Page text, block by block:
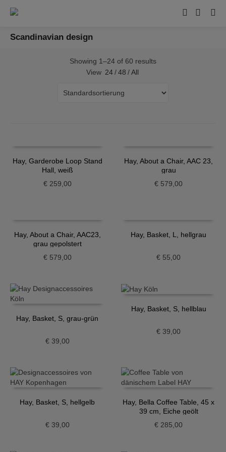
Scandinavian design
Showing 1–24 of 60 results
View 24 / 48 / All
Hay, Garderobe Loop Stand
Hall, weiß
€259,00
Hay, About a Chair, AAC 23,
grau
€ 579,00
Hay, About a Chair, AAC23,
grau gepolstert
€579,00
Hay, Basket, L, hellgrau
€ 55,00
Hay, Basket, S, grau-grün
€39,00
Hay, Basket, S, hellblau
€ 39,00
Hay, Basket, S, hellgelb
€39,00
Hay, Bella Coffee Table, 45 x
39 cm, Eiche geölt
€ 285,00